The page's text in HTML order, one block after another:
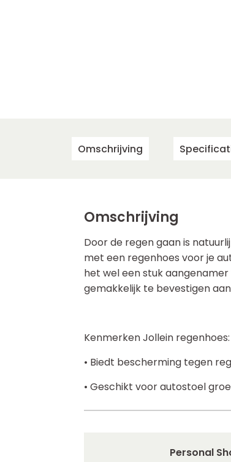
Omschrijving
Omschrijving
Door de regen gaan is
met een regenhoes voor je
het wel een stuk aangenamer
gemakkelijk te bevestigen
Kenmerken Jollein regenhoes:
• Biedt bescherming tegen
• Geschikt voor autostoel
Personal